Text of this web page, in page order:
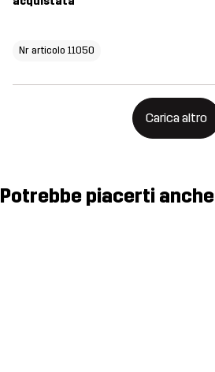
Nr articolo 11050
Carica altro
Potrebbe piacerti anche